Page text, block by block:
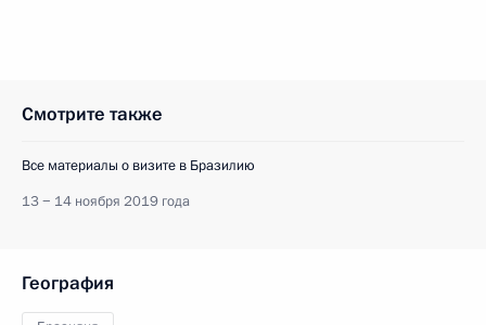
Смотрите также
Все материалы о визите в Бразилию
13 − 14 ноября 2019 года
География